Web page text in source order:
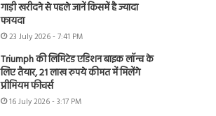
गाड़ी खरीदने से पहले जानें किसमें है ज्यादा
फायदा
23 July 2026 - 7:41 PM
Triumph की लिमिटेड एडिशन बाइक लॉन्च के
लिए तैयार, 21 लाख रुपये कीमत में मिलेंगे
प्रीमियम फीचर्स
16 July 2026 - 3:17 PM